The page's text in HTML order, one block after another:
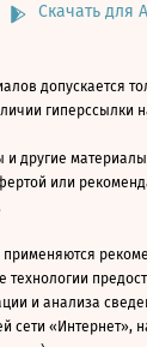
Скачать для
допускается
гиперссылки
и другие
или
технологии
и анализа
сети «Интернет»,